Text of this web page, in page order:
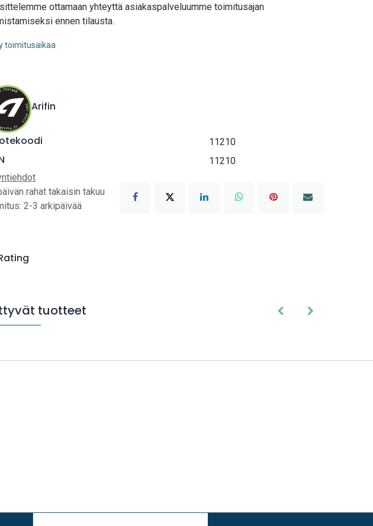
ottamaan yhteyttä asiakaspalveluumme toimitusajan
ennen tilausta.
toimitusaikaa
Arifin
11210
11210
rahat takaisin takuu
2-3 arkipäivää
tuotteet